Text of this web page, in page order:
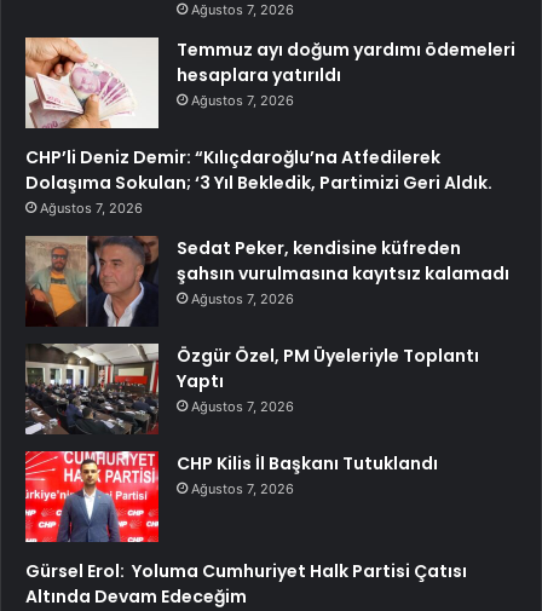
Ağustos 7, 2026
Temmuz ayı doğum yardımı ödemeleri
hesaplara yatırıldı
Ağustos 7, 2026
CHP’li Deniz Demir: “Kılıçdaroğlu’na Atfedilerek
Dolaşıma Sokulan; ‘3 Yıl Bekledik, Partimizi Geri Aldık.
Ağustos 7, 2026
Sedat Peker, kendisine küfreden
şahsın vurulmasına kayıtsız kalamadı
Ağustos 7, 2026
Özgür Özel, PM Üyeleriyle Toplantı
Yaptı
Ağustos 7, 2026
CHP Kilis İl Başkanı Tutuklandı
Ağustos 7, 2026
Gürsel Erol: Yoluma Cumhuriyet Halk Partisi Çatısı
Altında Devam Edeceğim